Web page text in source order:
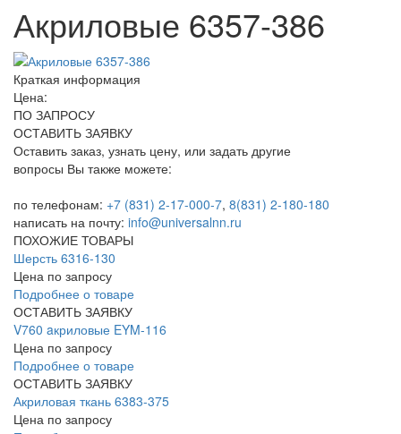
Акриловые 6357-386
Краткая информация
Цена:
ПО ЗАПРОСУ
ОСТАВИТЬ ЗАЯВКУ
Оставить заказ, узнать цену, или задать другие
вопросы Вы также можете:
по телефонам: +7 (831) 2-17-000-7, 8(831) 2-180-180
написать на почту: info@universalnn.ru
ПОХОЖИЕ ТОВАРЫ
Шерсть 6316-130
Цена по запросу
Подробнее о товаре
ОСТАВИТЬ ЗАЯВКУ
V760 aкриловые EYM-116
Цена по запросу
Подробнее о товаре
ОСТАВИТЬ ЗАЯВКУ
Акриловая ткань 6383-375
Цена по запросу